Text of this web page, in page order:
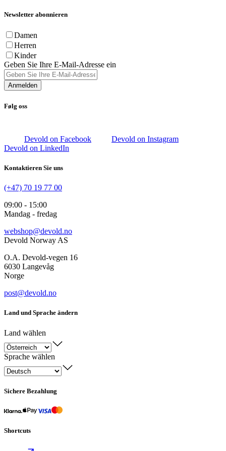
Newsletter abonnieren
Damen
Herren
Kinder
Geben Sie Ihre E-Mail-Adresse ein
Anmelden
Følg oss
Devold on Facebook
Devold on Instagram
Devold on LinkedIn
Kontaktieren Sie uns
(+47) 70 19 77 00
09:00 - 15:00
Mandag - fredag
webshop@devold.no
Devold Norway AS
O.A. Devold-vegen 16
6030 Langevåg
Norge
post@devold.no
Land und Sprache ändern
Land wählen
Sprache wählen
Sichere Bezahlung
Shortcuts